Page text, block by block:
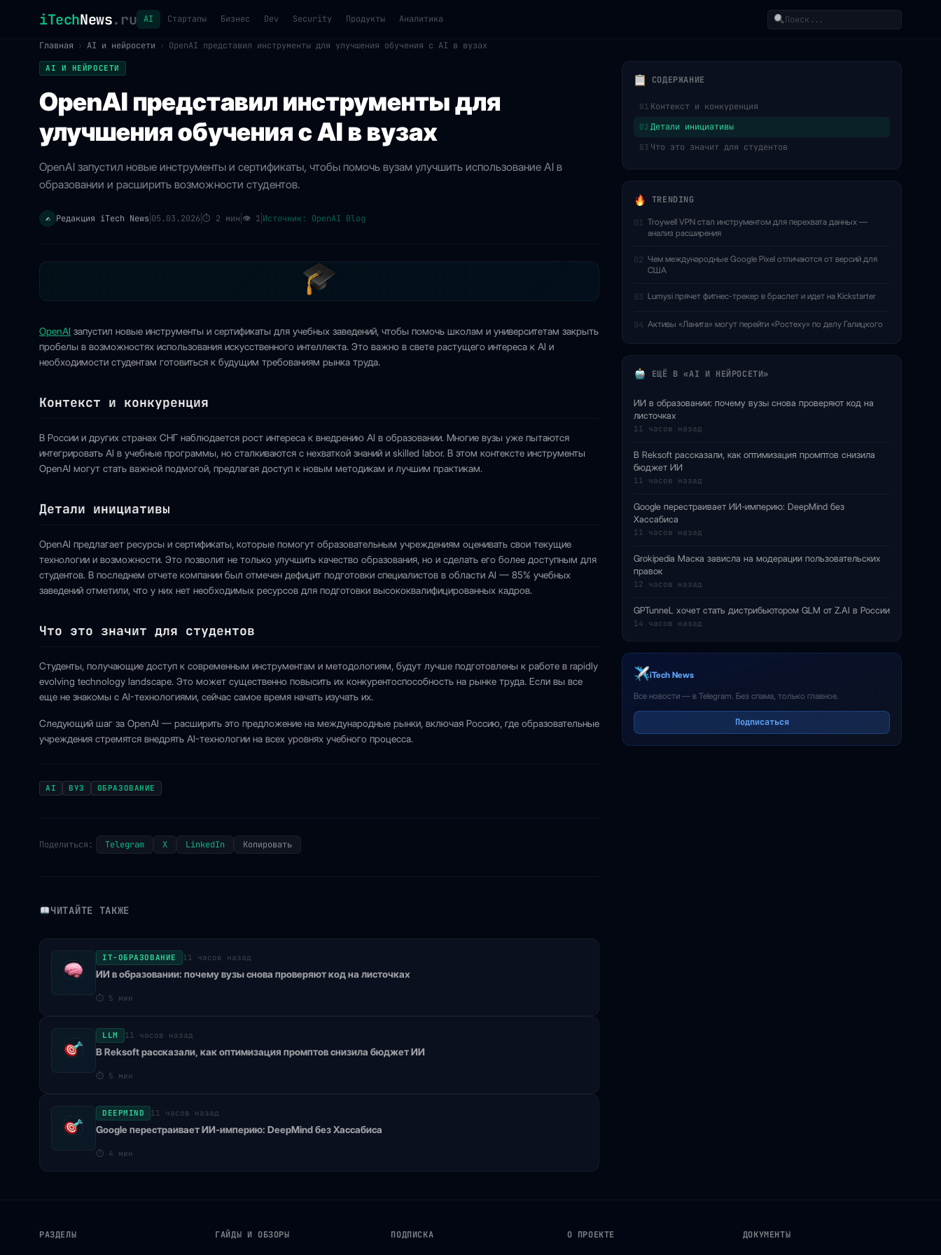
iTechNews.ru AI Стартапы Бизнес Dev Security Продукты Аналитика
Поиск
Главная
› AI и нейросети › OpenAI представил инструменты для улучшения обучения с AI в вузах
AI И НЕЙРОСЕТИ
OpenAI представил инструменты для
улучшения обучения с AI в вузах
OpenAI запустил новые инструменты и сертификаты, чтобы помочь вузам улучшить использование AI в
образовании и расширить возможности студентов.
✍️ Редакция iTech News 05.03.2026⏱ 2 мин 👁 1 Источник: OpenAI Blog
OpenAI запустил новые инструменты и сертификаты для учебных заведений, чтобы помочь школам и университетам закрыть
пробелы в возможностях использования искусственного интеллекта. Это важно в свете растущего интереса к AI и
необходимости студентам готовиться к будущим требованиям рынка труда.
Контекст и конкуренция
В России и других странах СНГ наблюдается рост интереса к внедрению AI в образовании. Многие вузы уже пытаются
интегрировать AI в учебные программы, но сталкиваются с нехваткой знаний и skilled labor. В этом контексте инструменты
OpenAI могут стать важной подмогой, предлагая доступ к новым методикам и лучшим практикам.
Детали инициативы
OpenAI предлагает ресурсы и сертификаты, которые помогут образовательным учреждениям оценивать свои текущие
технологии и возможности. Это позволит не только улучшить качество образования, но и сделать его более доступным для
студентов. В последнем отчете компании был отмечен дефицит подготовки специалистов в области AI — 85% учебных
заведений отметили, что у них нет необходимых ресурсов для подготовки высококвалифицированных кадров.
Что это значит для студентов
Студенты, получающие доступ к современным инструментам и методологиям, будут лучше подготовлены к работе в rapidly
evolving technology landscape. Это может существенно повысить их конкурентоспособность на рынке труда. Если вы все
еще не знакомы с AI-технологиями, сейчас самое время начать изучать их.
Следующий шаг за OpenAI — расширить это предложение на международные рынки, включая Россию, где образовательные
учреждения стремятся внедрять AI-технологии на всех уровнях учебного процесса.
AI ВУЗ ОБРАЗОВАНИЕ
Поделиться: Telegram X LinkedIn Копировать
ЧИТАЙТЕ ТАКЖЕ
IT-ОБРАЗОВАНИЕ 11 часов назад
ИИ в образовании: почему вузы снова проверяют код на листочках
⏱ 5 мин
LLM 11 часов назад
В Reksoft рассказали, как оптимизация промптов снизила бюджет ИИ
⏱ 5 мин
DEEPMIND 11 часов назад
Google перестраивает ИИ-империю: DeepMind без Хассабиса
⏱ 4 мин
СОДЕРЖАНИЕ
01 Контекст и конкуренция
02 Детали инициативы
03 Что это значит для студентов
TRENDING
01 Troywell VPN стал инструментом для перехвата данных —
анализ расширения
02 Чем международные Google Pixel отличаются от версий для
США
03 Lumysi прячет фитнес-трекер в браслет и идет на Kickstarter
04 Активы «Ланита» могут перейти «Ростеху» по делу Галицкого
ЕЩЁ В «AI И НЕЙРОСЕТИ»
ИИ в образовании: почему вузы снова проверяют код на
листочках
11 часов назад
В Reksoft рассказали, как оптимизация промптов снизила
бюджет ИИ
11 часов назад
Google перестраивает ИИ-империю: DeepMind без
Хассабиса
11 часов назад
Grokipedia Маска зависла на модерации пользовательских
правок
12 часов назад
GPTunneL хочет стать дистрибьютором GLM от Z.AI в России
14 часов назад
iTech News
Все новости — в Telegram. Без спама, только главное.
Подписаться
РАЗДЕЛЫ ГАЙДЫ И ОБЗОРЫ ПОДПИСКА О ПРОЕКТЕ ДОКУМЕНТЫ